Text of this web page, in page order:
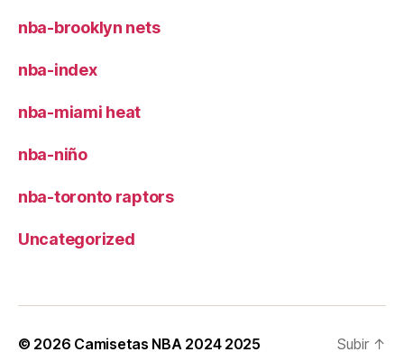
nba-brooklyn nets
nba-index
nba-miami heat
nba-niño
nba-toronto raptors
Uncategorized
© 2026 Camisetas NBA 2024 2025 Subir ↑